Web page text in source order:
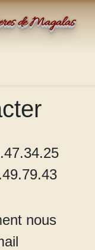
de Magalas
nous